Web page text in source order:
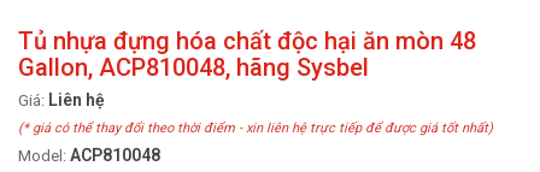
Tủ nhựa đựng hóa chất độc hại ăn mòn 48
Gallon, ACP810048, hãng Sysbel
Giá: Liên hệ
(* giá có thể thay đổi theo thời điểm - xin liên hệ trực tiếp để được giá tốt nhất)
Model: ACP810048